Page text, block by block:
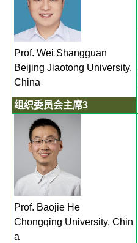
Prof. Wei Shangguan
Beijing Jiaotong University,
China
组织委员会主席3
Prof. Baojie He
Chongqing University, Chin
a